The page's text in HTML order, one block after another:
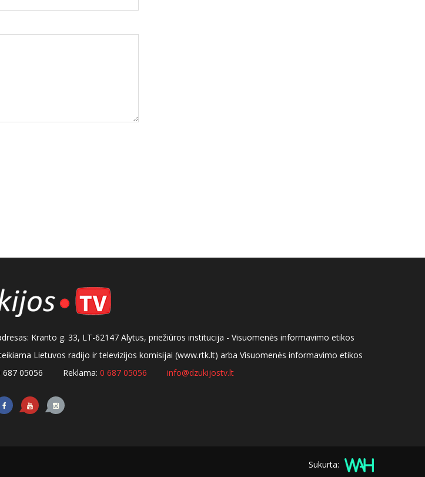
Kranto g. 33, LT-62147 Alytus, priežiūros institucija - Visuomenės informavimo etikos
Lietuvos radijo ir televizijos komisijai (www.rtk.lt) arba Visuomenės informavimo etikos
687 05056 Reklama: 0 687 05056 info@dzukijostv.lt
Sukurta: